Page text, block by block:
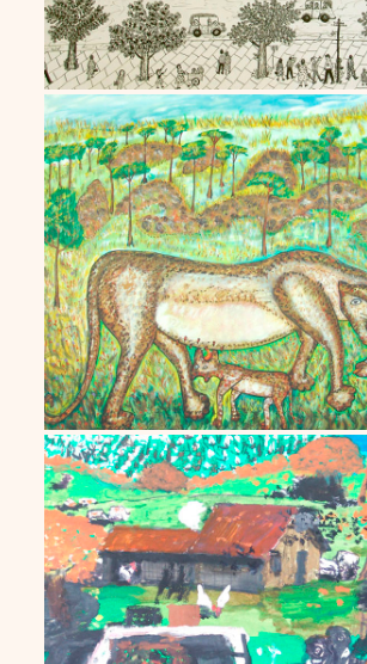
Nilson Pimenta
Ranchinho